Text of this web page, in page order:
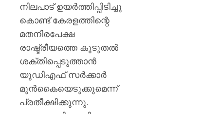
നിലപാട് ഉയർത്തിപ്പിടിച്ചു
കൊണ്ട് കേരളത്തിന്റെ
മതനിരപേക്ഷ
രാഷ്ട്രീയത്തെ കൂടുതൽ
ശക്തിപ്പെടുത്താൻ
യുഡിഎഫ് സർക്കാർ
മുൻകൈയെടുക്കുമെന്ന്
പ്രതീക്ഷിക്കുന്നു.